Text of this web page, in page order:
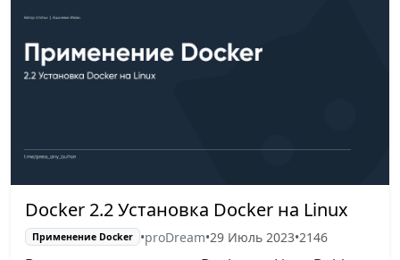
Docker 2.2 Установка Docker на Linux
Применение Docker •proDream•29 Июль 2023•2146